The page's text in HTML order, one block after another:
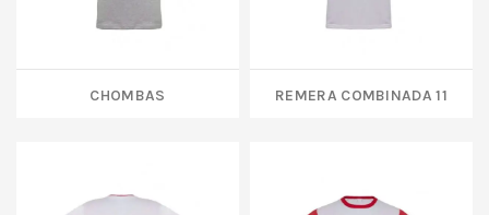
CHOMBAS REMERA COMBINADA 11